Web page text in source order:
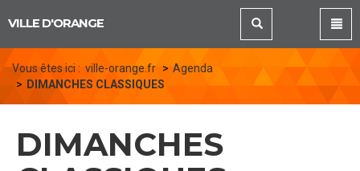
VILLE D'ORANGE
Vous êtes ici : ville-orange.fr
Agenda
DIMANCHES CLASSIQUES
DIMANCHES